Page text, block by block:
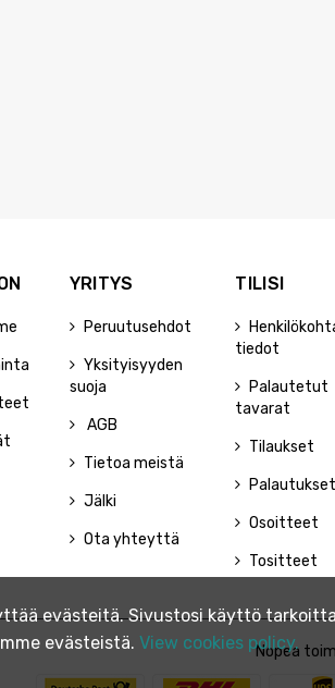
YRITYS
Peruutusehdot
Yksityisyyden
suoja
AGB
Tietoa meistä
Jälki
Ota yhteyttä
TILISI
tiedot
Palautetut
tavarat
Tilaukset
Palautukset
Osoitteet
Tositteet
Nopea
evästeitä. Sivustosi käyttö
evästeistä. View cookies policy.